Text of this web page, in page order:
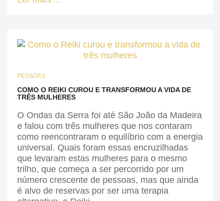
PESSOAS
COMO O REIKI CUROU E TRANSFORMOU A VIDA DE
TRÊS MULHERES
O Ondas da Serra foi até São João da Madeira
e falou com três mulheres que nos contaram
como reencontraram o equilíbrio com a energia
universal. Quais foram essas encruzilhadas
que levaram estas mulheres para o mesmo
trilho, que começa a ser percorrido por um
número crescente de pessoas, mas que ainda
é alvo de reservas por ser uma terapia